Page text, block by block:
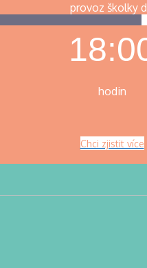
provoz školky
hodin
Chci zjistit více